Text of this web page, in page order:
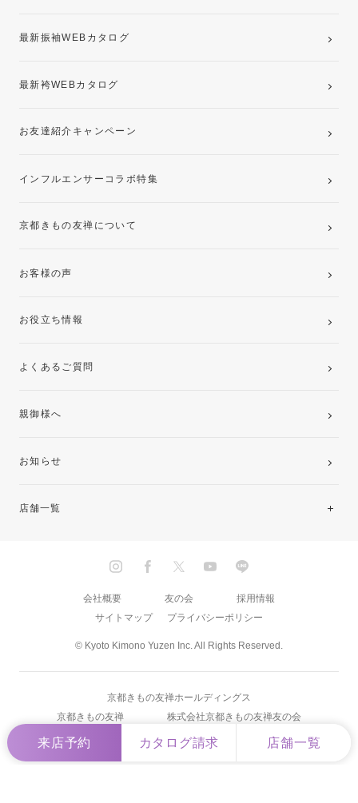
来店予約 カタログ請求 店舗一覧
最新振袖WEBカタログ
最新袴WEBカタログ
お友達紹介キャンペーン
インフルエンサーコラボ特集
京都きもの友禅について
お客様の声
お役立ち情報
よくあるご質問
親御様へ
お知らせ
店舗一覧
九州
© Kyoto Kimono Yuzen Inc. All Rights Reserved.
会社概要 友の会
採用情報
サイトマップ
プライバシーポリシー
京都きもの友禅ホールディングス
京都きもの友禅
株式会社京都きもの友禅友の会